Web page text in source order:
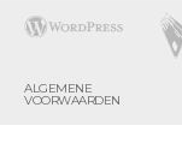
ALGEMENE
VOORWAARDEN